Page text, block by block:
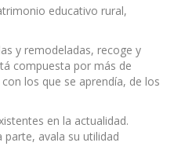
educativo rural,
y remodeladas, recoge y
compuesta por más de
los que se aprendía, de los
en la actualidad.
avala su utilidad